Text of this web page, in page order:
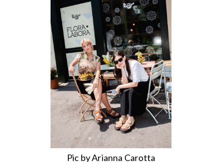
Pic by Arianna Carotta